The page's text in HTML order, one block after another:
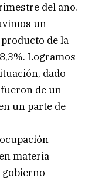
del año.
un
de la
Logramos
dado
de un
un parte de
materia
gobierno